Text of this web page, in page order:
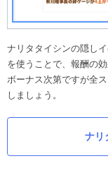
ナリタタイシンの隠し
を使うことで、報酬の
ボーナス次第ですが全
しましょう。
ナリ